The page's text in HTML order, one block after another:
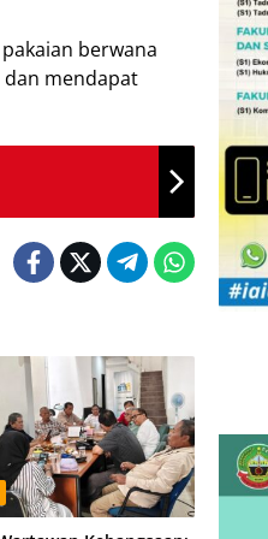
berwana
dan mendapat